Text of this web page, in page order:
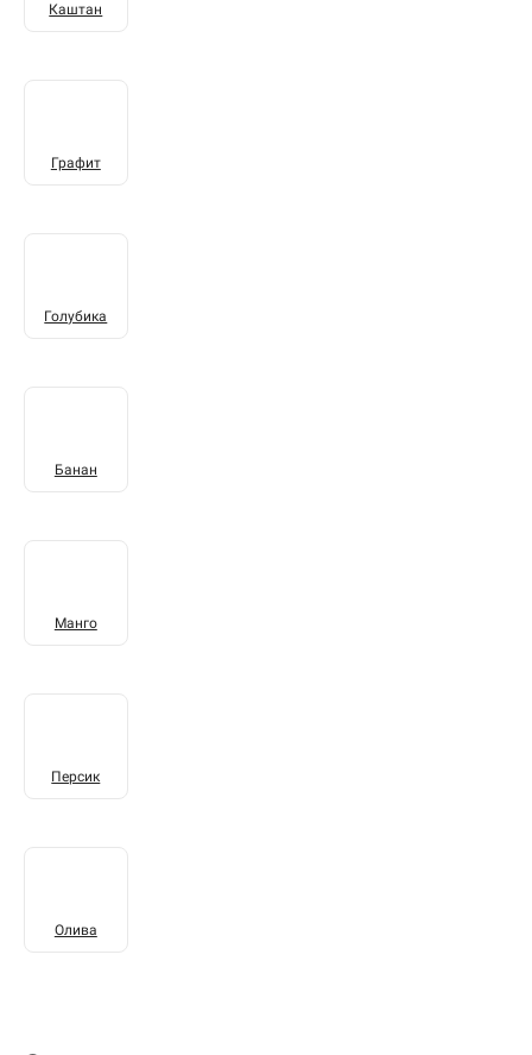
Каштан
Графит
Голубика
Банан
Манго
Персик
Олива